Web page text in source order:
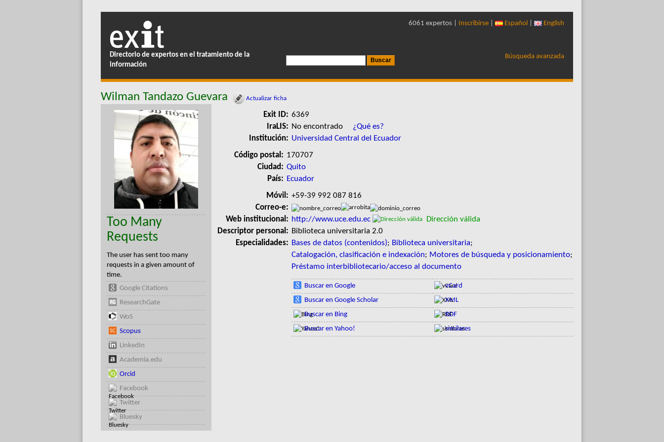
Directorio de expertos en el tratamiento de la
información
6061 expertos | Inscribirse Español English
Búsqueda avanzada
Wilman Tandazo Guevara Actualizar ficha
Too Many
Requests
The user has sent too many
requests in a given amount of
time.
Google Citations
ResearchGate
WoS
Scopus
LinkedIn
Academia.edu
Orcid
Facebook
Twitter
Bluesky
Exit ID: 6369
IraLIS: No encontrado ¿Qué es?
Institución: Universidad Central del Ecuador
Código postal: 170707
Ciudad: Quito
País: Ecuador
Móvil: +59-39 992 087 816
Correo-e:
Web institucional: http://www.uce.edu.ec
Dirección válida
Descriptor personal: Biblioteca universitaria 2.0
Especialidades: Bases de datos (contenidos); Biblioteca universitaria;
Catalogación, clasificación e indexación; Motores de búsqueda y posicionamiento;
Préstamo interbibliotecario/acceso al documento
Buscar en Google
Buscar en Google Scholar
Buscar en Bing
Buscar en Yahoo!
vCard
XML
RDF
similares